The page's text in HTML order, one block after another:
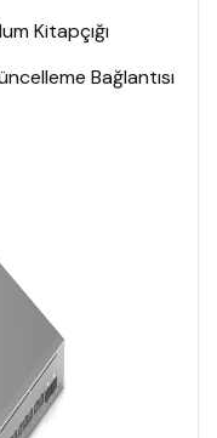
Kitapçığı
Bağlantısı